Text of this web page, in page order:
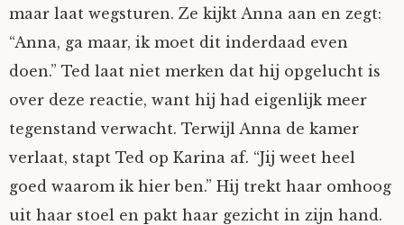
maar laat wegsturen. Ze kijkt Anna aan en zegt:
“Anna, ga maar, ik moet dit inderdaad even
doen.” Ted laat niet merken dat hij opgelucht is
over deze reactie, want hij had eigenlijk meer
tegenstand verwacht. Terwijl Anna de kamer
verlaat, stapt Ted op Karina af. “Jij weet heel
goed waarom ik hier ben.” Hij trekt haar omhoog
uit haar stoel en pakt haar gezicht in zijn hand.